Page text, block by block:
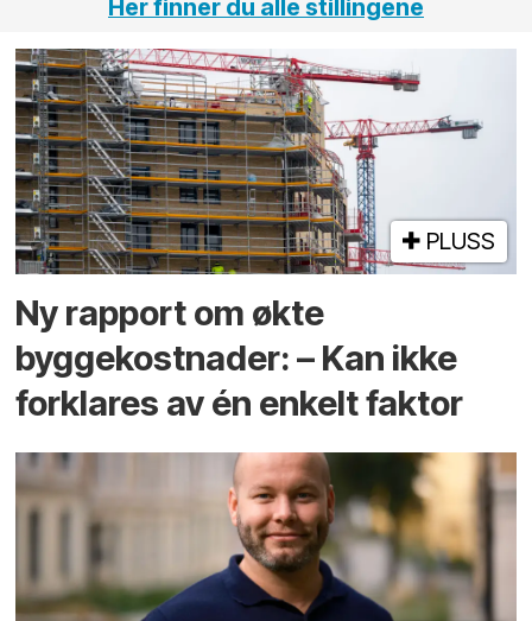
Her finner du alle stillingene
PLUSS
Ny rapport om økte
byggekostnader: – Kan ikke
forklares av én enkelt faktor